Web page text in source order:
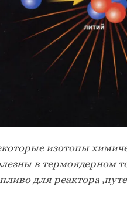
изотопы
в термоядерном
для реактора